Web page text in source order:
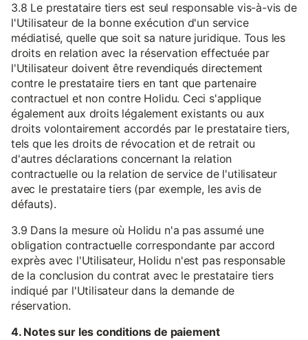
3.8 Le prestataire tiers est seul responsable vis-à-vis de
l'Utilisateur de la bonne exécution d'un service
médiatisé, quelle que soit sa nature juridique. Tous les
droits en relation avec la réservation effectuée par
l'Utilisateur doivent être revendiqués directement
contre le prestataire tiers en tant que partenaire
contractuel et non contre Holidu. Ceci s'applique
également aux droits légalement existants ou aux
droits volontairement accordés par le prestataire tiers,
tels que les droits de révocation et de retrait ou
d'autres déclarations concernant la relation
contractuelle ou la relation de service de l'utilisateur
avec le prestataire tiers (par exemple, les avis de
défauts).
3.9 Dans la mesure où Holidu n'a pas assumé une
obligation contractuelle correspondante par accord
exprès avec l'Utilisateur, Holidu n'est pas responsable
de la conclusion du contrat avec le prestataire tiers
indiqué par l'Utilisateur dans la demande de
réservation.
4. Notes sur les conditions de paiement